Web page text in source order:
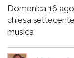
Domenica 16
chiesa
musica